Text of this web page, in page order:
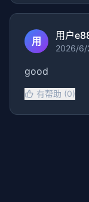
用 用户
2026/6/
good
有帮助 (0)